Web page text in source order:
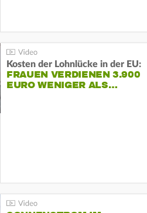
Kosten der Lohnlücke in der EU:
FRAUEN VERDIENEN 3.900
EURO WENIGER ALS…